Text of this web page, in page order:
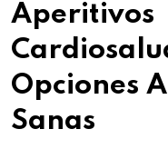
Aperitivos
Opciones
Sanas